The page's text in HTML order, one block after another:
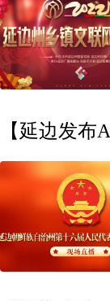
【延边发